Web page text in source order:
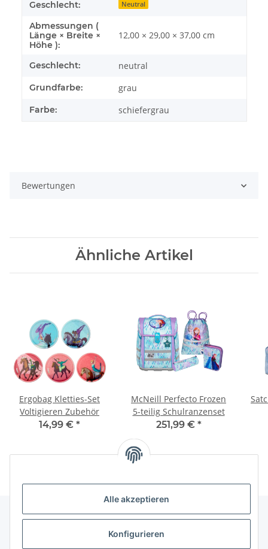
Alle akzeptieren
Konfigurieren
Geschlecht: Neutral
Abmessungen (
Länge × Breite ×
Höhe ):
12,00 × 29,00 × 37,00 cm
Geschlecht: neutral
Grundfarbe: grau
Farbe: schiefergrau
Bewertungen
Ähnliche Artikel
Ergobag Kletties-Set
Voltigieren Zubehör
14,99 € *
McNeill Perfecto Frozen
5-teilig Schulranzenset
251,99 € *